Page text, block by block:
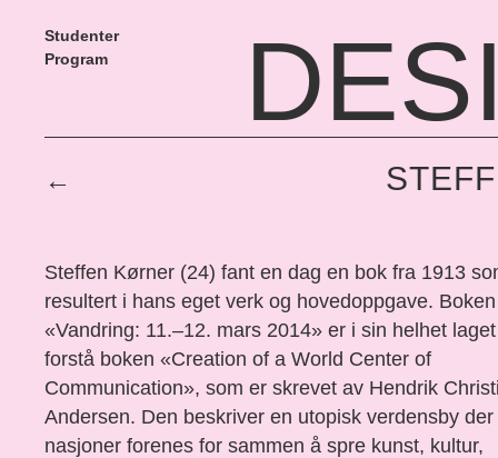
Studenter
Program
←
Steffen Kørner (24) fant en dag en bok fra 1913
resultert i hans eget verk og hovedoppgave. ­Boken
«Vandring: 11.–12. mars 2014» er i sin helhet
forstå boken ­«Creation of a World Center of
Communication», som er skrevet av ­Hendrik
Andersen. Den beskriver en utopisk verdensby der
nasjoner forenes for sammen å spre kunst, kultur,